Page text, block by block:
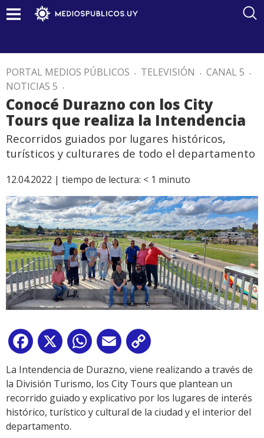
PORTAL MEDIOS PÚBLICOS . TELEVISIÓN . CANAL 5 .
NOTICIAS 5 .
Conocé Durazno con los City
Tours que realiza la Intendencia
Recorridos guiados por lugares históricos,
turísticos y culturares de todo el departamento
12.04.2022 | tiempo de lectura: < 1 minuto
Facebook
X WhatsApp
Email
Link
La Intendencia de Durazno, viene realizando a través de
la División Turismo, los City Tours que plantean un
recorrido guiado y explicativo por los lugares de interés
histórico, turístico y cultural de la ciudad y el interior del
departamento.